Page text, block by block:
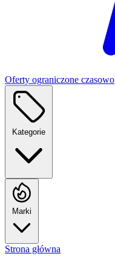
Oferty ograniczone czasowo
Kategorie
Marki
Strona główna